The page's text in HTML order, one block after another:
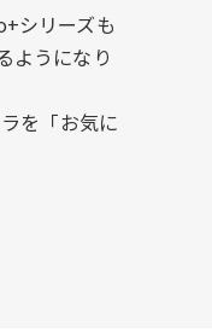
シリーズも
ようになり
を「お気に